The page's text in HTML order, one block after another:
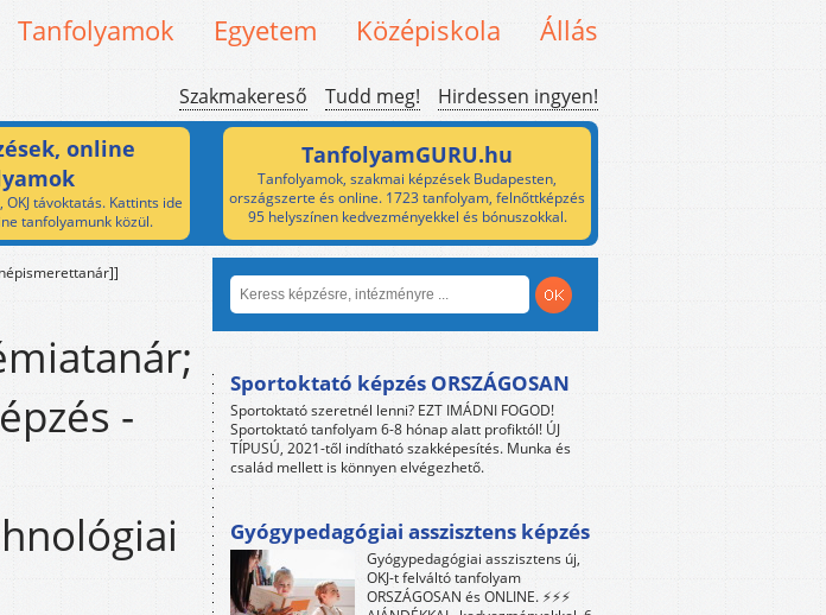
Tanfolyamok Egyetem Középiskola Állás
Szakmakereső Tudd meg! Hirdessen ingyen!
online
távoktatás. Kattints ide
tanfolyamunk közül.
TanfolyamGURU.hu
Tanfolyamok, szakmai képzések Budapesten,
országszerte és online. 1723 tanfolyam, felnőttképzés
95 helyszínen kedvezményekkel és bónuszokkal.
-
Sportoktató képzés ORSZÁGOSAN
Sportoktató szeretnél lenni? EZT IMÁDNI FOGOD!
Sportoktató tanfolyam 6-8 hónap alatt profiktól! ÚJ
TÍPUSÚ, 2021-től indítható szakképesítés. Munka és
család mellett is könnyen elvégezhető.
Gyógypedagógiai asszisztens képzés
Gyógypedagógiai asszisztens új,
OKJ-t felváltó tanfolyam
ORSZÁGOSAN és ONLINE. ⚡⚡⚡